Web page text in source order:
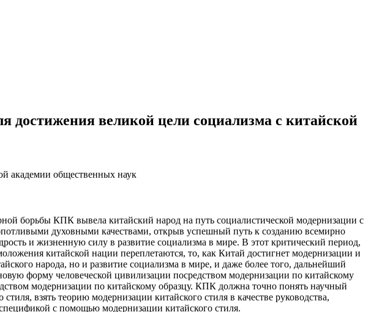
достижения великой цели социализма с китайской
академии общественных наук
борьбы КПК вывела китайский народ на путь социалистической модернизации с
духовными качествами, открыв успешный путь к созданию всемирно
и жизненную силу в развитие социализма в мире. В этот критический период,
китайской нации переплетаются, то, как Китай достигнет модернизации и
народа, но и развитие социализма в мире, и даже более того, дальнейший
форму человеческой цивилизации посредством модернизации по китайскому
модернизации по китайскому образцу. КПК должна точно понять научный
взять теорию модернизации китайского стиля в качестве руководства,
с помощью модернизации китайского стиля.